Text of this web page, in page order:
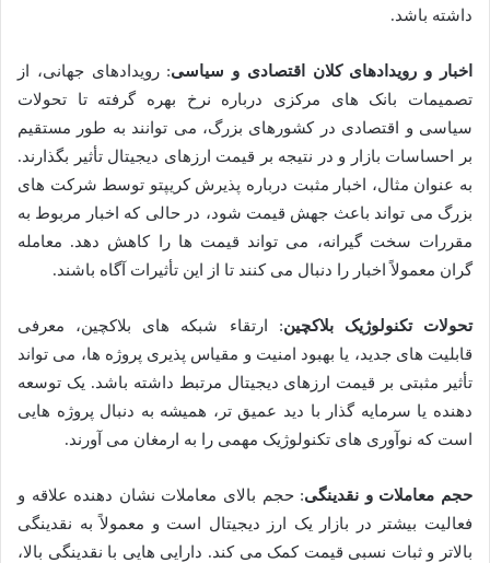
داشته باشد.
اخبار و رویدادهای کلان اقتصادی و سیاسی: رویدادهای جهانی، از
تصمیمات بانک های مرکزی درباره نرخ بهره گرفته تا تحولات
سیاسی و اقتصادی در کشورهای بزرگ، می توانند به طور مستقیم
بر احساسات بازار و در نتیجه بر قیمت ارزهای دیجیتال تأثیر بگذارند.
به عنوان مثال، اخبار مثبت درباره پذیرش کریپتو توسط شرکت های
بزرگ می تواند باعث جهش قیمت شود، در حالی که اخبار مربوط به
مقررات سخت گیرانه، می تواند قیمت ها را کاهش دهد. معامله
گران معمولاً اخبار را دنبال می کنند تا از این تأثیرات آگاه باشند.
تحولات تکنولوژیک بلاکچین: ارتقاء شبکه های بلاکچین، معرفی
قابلیت های جدید، یا بهبود امنیت و مقیاس پذیری پروژه ها، می تواند
تأثیر مثبتی بر قیمت ارزهای دیجیتال مرتبط داشته باشد. یک توسعه
دهنده یا سرمایه گذار با دید عمیق تر، همیشه به دنبال پروژه هایی
است که نوآوری های تکنولوژیک مهمی را به ارمغان می آورند.
حجم معاملات و نقدینگی: حجم بالای معاملات نشان دهنده علاقه و
فعالیت بیشتر در بازار یک ارز دیجیتال است و معمولاً به نقدینگی
بالاتر و ثبات نسبی قیمت کمک می کند. دارایی هایی با نقدینگی بالا،